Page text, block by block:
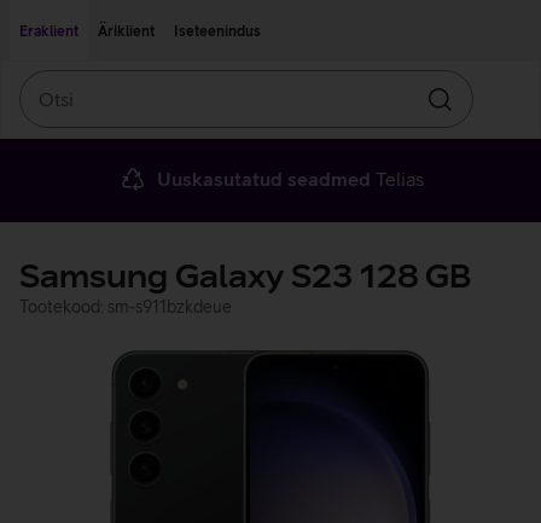
Eraklient
Äriklient Iseteenindus
Otsin
Uuskasutatud seadmed Telias
Samsung Galaxy S23 128 GB
Tootekood: sm-s911bzkdeue